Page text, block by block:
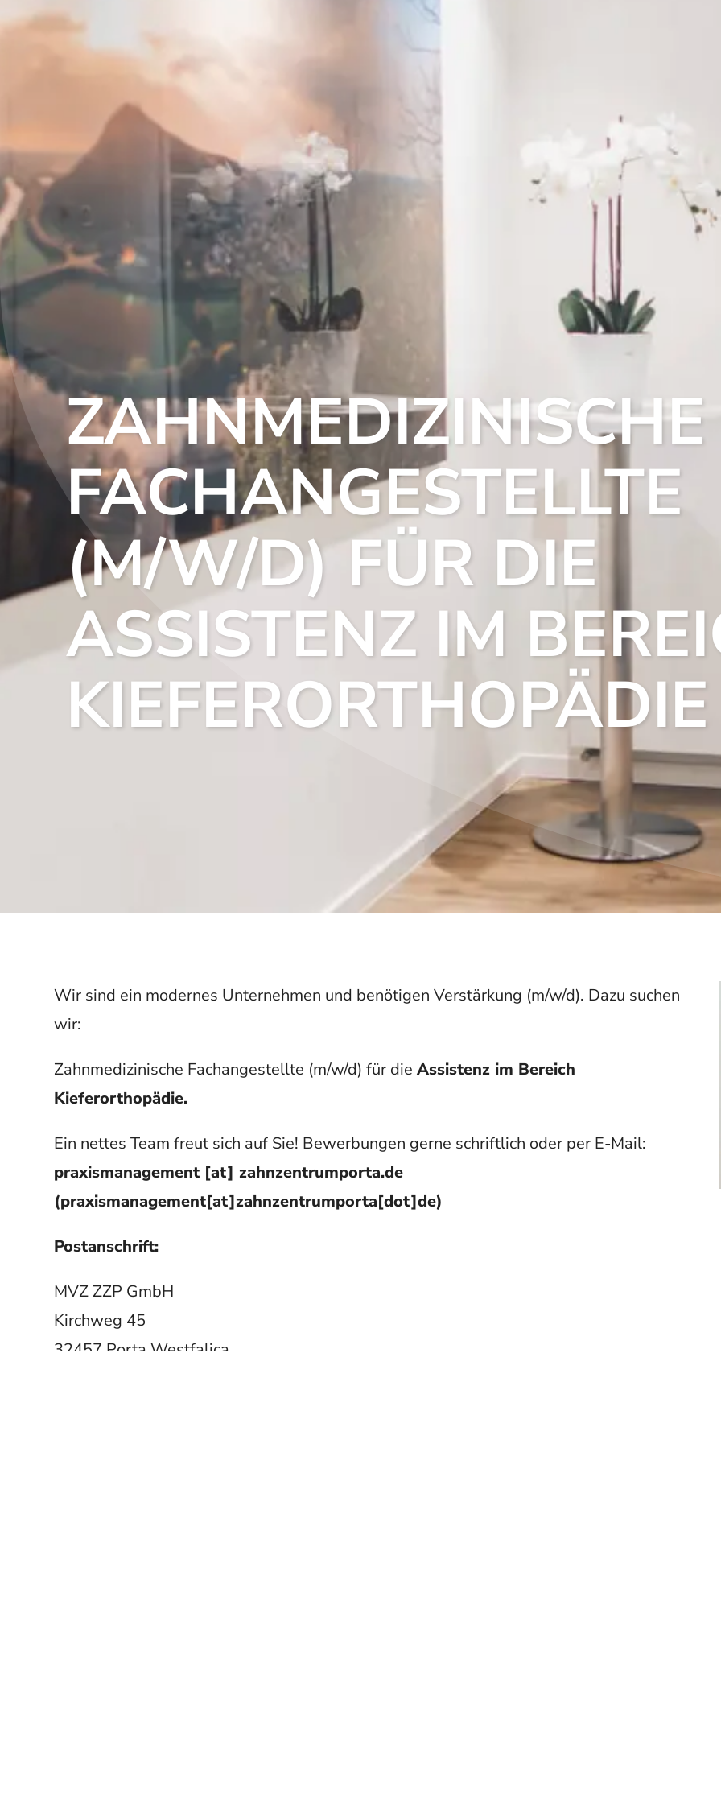
ZAHNMEDIZINISCHE
FACHANGESTELLTE
(M/W/D) FÜR DIE
ASSISTENZ IM
KIEFERORTHOPÄDIE
Wir sind ein modernes Unternehmen und benötigen Verstärkung (m/w/d). Dazu suchen
wir:
Zahnmedizinische Fachangestellte (m/w/d) für die Assistenz im Bereich
Kieferorthopädie.
Ein nettes Team freut sich auf Sie! Bewerbungen gerne schriftlich oder per E-Mail:
praxismanagement [at] zahnzentrumporta.de
(praxismanagement[at]zahnzentrumporta[dot]de)
Postanschrift:
MVZ ZZP GmbH
Kirchweg 45
32457 Porta Westfalica